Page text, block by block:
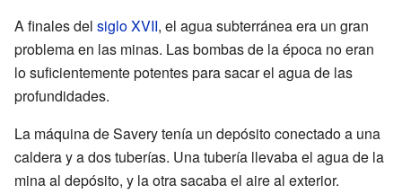
A finales del siglo XVII, el agua subterránea era un gran
problema en las minas. Las bombas de la época no eran
lo suficientemente potentes para sacar el agua de las
profundidades.
La máquina de Savery tenía un depósito conectado a una
caldera y a dos tuberías. Una tubería llevaba el agua de la
mina al depósito, y la otra sacaba el aire al exterior.